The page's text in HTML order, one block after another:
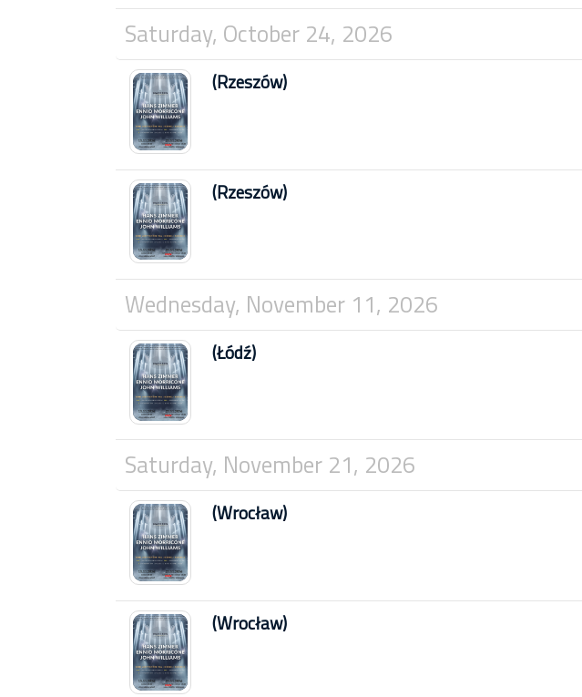
Saturday, October 24, 2026
(Rzeszów)
(Rzeszów)
Wednesday, November 11, 2026
(Łódź)
Saturday, November 21, 2026
(Wrocław)
(Wrocław)